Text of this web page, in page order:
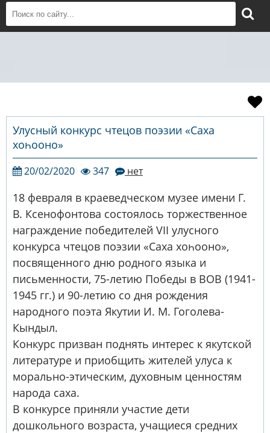
Улусный конкурс чтецов поэзии «Саха
хоһооно»
20/02/2020 347 нет
18 февраля в краеведческом музее имени Г.
В. Ксенофонтова состоялось торжественное
награждение победителей VII улусного
конкурса чтецов поэзии «Саха хоһооно»,
посвященного дню родного языка и
письменности, 75-летию Победы в ВОВ (1941-
1945 гг.) и 90-летию со дня рождения
народного поэта Якутии И. М. Гоголева-
Кындыл.
Конкурс призван поднять интерес к якутской
литературе и приобщить жителей улуса к
морально-этическим, духовным ценностям
народа саха.
В конкурсе приняли участие дети
дошкольного возраста, учащиеся средних